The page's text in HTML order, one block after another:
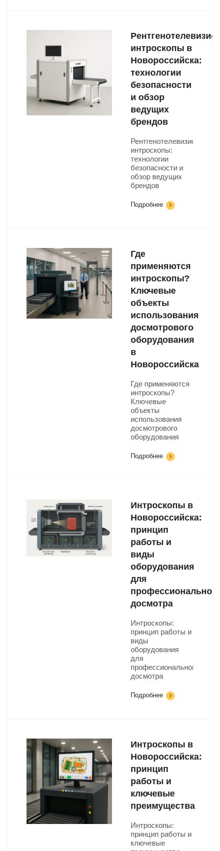
интроскопы в
Новороссийска:
технологии
безопасности
и обзор
ведущих
брендов
Рентгенотелевизионные
интроскопы:
технологии
безопасности и
обзор ведущих
брендов
Подробнее
Где
применяются
интроскопы?
Ключевые
объекты
использования
досмотрового
оборудования
в
Новороссийска
Где применяются
интроскопы?
Ключевые
объекты
использования
досмотрового
оборудования
Подробнее
Интроскопы в
Новороссийска:
принцип
работы и
виды
оборудования
для
досмотра
Интроскопы:
принцип работы и
виды
оборудования
для
профессионального
досмотра
Подробнее
Интроскопы в
Новороссийска:
принцип
работы и
ключевые
преимущества
Интроскопы:
принцип работы и
ключевые